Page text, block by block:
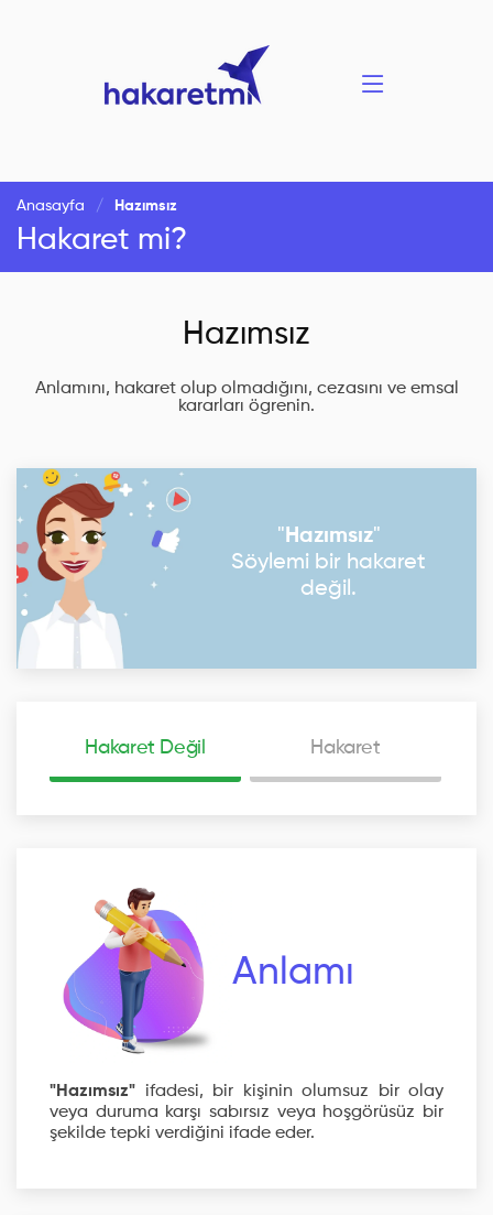
Anasayfa Hazımsız
Hakaret mi?
Hazımsız
Anlamını, hakaret olup olmadığını, cezasını ve emsal
kararları ögrenin.
"Hazımsız"
Söylemi bir hakaret
değil.
Hakaret Değil Hakaret
Anlamı
"Hazımsız" ifadesi, bir kişinin olumsuz bir olay
veya duruma karşı sabırsız veya hoşgörüsüz bir
şekilde tepki verdiğini ifade eder.